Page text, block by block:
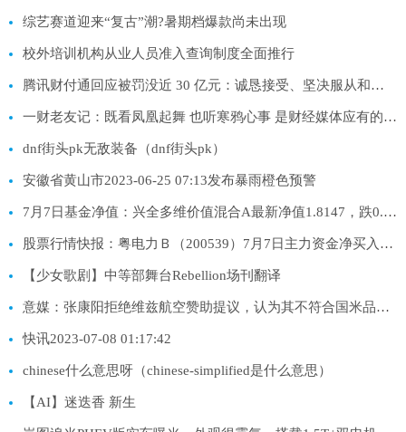
综艺赛道迎来“复古”潮?暑期档爆款尚未出现
校外培训机构从业人员准入查询制度全面推行
腾讯财付通回应被罚没近 30 亿元：诚恳接受、坚决服从和落实
一财老友记：既看凤凰起舞 也听寒鸦心事 是财经媒体应有的模样
dnf街头pk无敌装备（dnf街头pk）
安徽省黄山市2023-06-25 07:13发布暴雨橙色预警
7月7日基金净值：兴全多维价值混合A最新净值1.8147，跌0.75%
股票行情快报：粤电力Ｂ（200539）7月7日主力资金净买入19.65万元
【少女歌剧】中等部舞台Rebellion场刊翻译
意媒：张康阳拒绝维兹航空赞助提议，认为其不符合国米品牌定位
快讯2023-07-08 01:17:42
chinese什么意思呀（chinese-simplified是什么意思）
【AI】迷迭香 新生